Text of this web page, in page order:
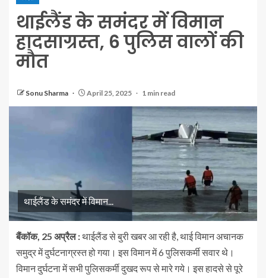
थाईलैंड के समंदर में विमान
हादसाग्रस्त, 6 पुलिस वालों की
मौत
Sonu Sharma April 25, 2025 1 min read
थाईलैंड के समंदर में विमान...
बैंकॉक, 25 अप्रैल : थाईलैंड से बुरी खबर आ रही है, थाई विमान अचानक
समुद्र में दुर्घटनाग्रस्त हो गया। इस विमान में 6 पुलिसकर्मी सवार थे।
विमान दुर्घटना में सभी पुलिसकर्मी दुखद रूप से मारे गये। इस हादसे से पूरे